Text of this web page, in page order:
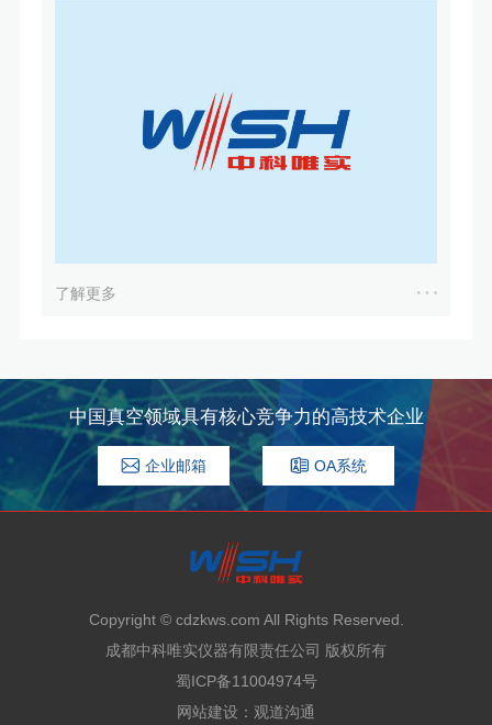
了解更多
中国真空领域具有核心竞争力的高技术企业
企业邮箱 OA系统
Copyright © cdzkws.com All Rights Reserved.
成都中科唯实仪器有限责任公司 版权所有
蜀ICP备11004974号
网站建设 ： 观道沟通